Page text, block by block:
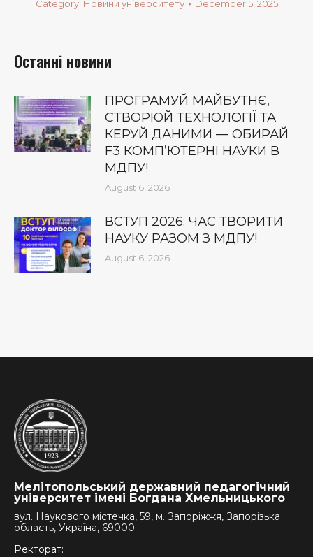
Category: Новини університету December 5, 2025
Останні новини
ПРОГРАМУЙ МАЙБУТНЄ,
СТВОРЮЙ ТЕХНОЛОГІЇ ТА
КЕРУЙ ДАНИМИ — ОБИРАЙ
F3 КОМП’ЮТЕРНІ НАУКИ В
МДПУ!
August 6, 2026
ВСТУП 2026: ЧАС ТВОРИТИ
НАУКУ РАЗОМ З МДПУ!
August 6, 2026
Мелітопольський державний педагогічний
університет імені Богдана Хмельницького
вул. Наукового містечка, 59, м. Запоріжжя, Запорізька
область, Україна, 69000
Ректорат: